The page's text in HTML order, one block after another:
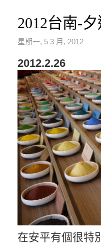
2012台南-
星期一, 5 3 月, 2012
2012.2.26
在安平有個很特